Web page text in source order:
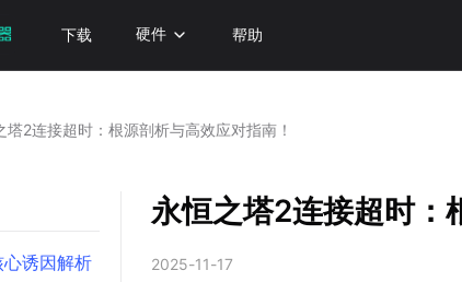
下载 硬件 帮助
塔2连接超时：根源剖析与高效应对指南！
诱因解析
永恒之塔2连接超时：
2025-11-17